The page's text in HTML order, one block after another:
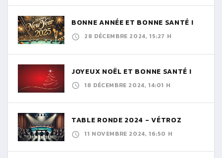
BONNE ANNÉE ET BONNE SANTÉ !
28 DÉCEMBRE 2024, 15:27 H
JOYEUX NOËL ET BONNE SANTÉ !
18 DÉCEMBRE 2024, 14:01 H
TABLE RONDE 2024 - VÉTROZ
11 NOVEMBRE 2024, 16:50 H